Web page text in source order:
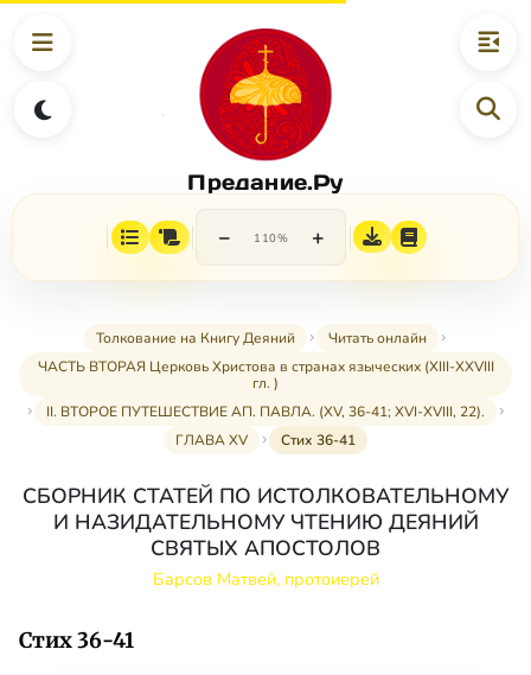
Предание.Ру
− 110% +
Толкование на Книгу Деяний
Читать онлайн
ЧАСТЬ ВТОРАЯ Церковь Христова в странах языческих (XIII-XXVIII
гл. )
II. ВТОРОЕ ПУТЕШЕСТВИЕ АП. ПАВЛА. (XV, 36-41; XVI-XVIII, 22).
ГЛАВА XV
Стих 36-41
СБОРНИК СТАТЕЙ ПО ИСТОЛКОВАТЕЛЬНОМУ
И НАЗИДАТЕЛЬНОМУ ЧТЕНИЮ ДЕЯНИЙ
СВЯТЫХ АПОСТОЛОВ
Барсов Матвей, протоиерей
Стих 36-41